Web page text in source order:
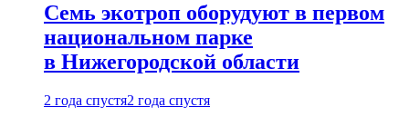
Семь экотроп оборудуют в первом
национальном парке
в Нижегородской области
2 года спустя2 года спустя